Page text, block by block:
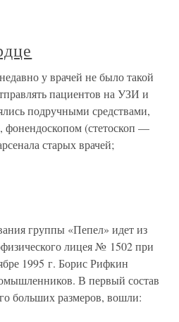
у врачей не было такой
пациентов на УЗИ и
подручными средствами,
фонендоскопом (стетоскоп —
старых врачей;
группы «Пепел» идет из
лицея № 1502 при
1995 г. Борис Рифкин
В первый состав
больших размеров, вошли: